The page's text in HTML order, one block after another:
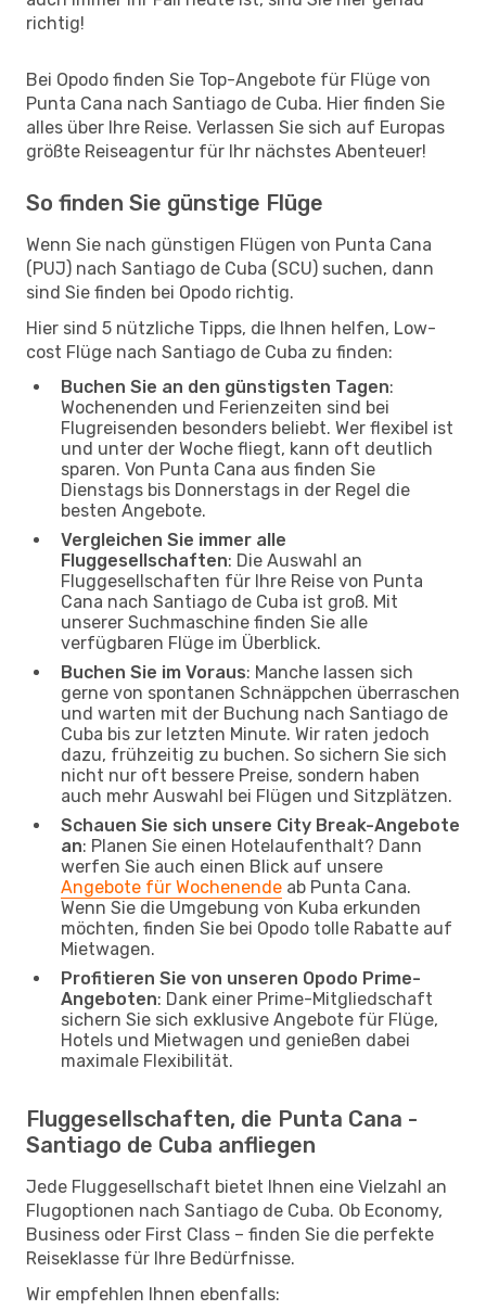
richtig!
Bei Opodo finden Sie Top-Angebote für Flüge von
Punta Cana nach Santiago de Cuba. Hier finden Sie
alles über Ihre Reise. Verlassen Sie sich auf Europas
größte Reiseagentur für Ihr nächstes Abenteuer!
So finden Sie günstige Flüge
Wenn Sie nach günstigen Flügen von Punta Cana
(PUJ) nach Santiago de Cuba (SCU) suchen, dann
sind Sie finden bei Opodo richtig.
Hier sind 5 nützliche Tipps, die Ihnen helfen, Low-
cost Flüge nach Santiago de Cuba zu finden:
Buchen Sie an den günstigsten Tagen:
Wochenenden und Ferienzeiten sind bei
Flugreisenden besonders beliebt. Wer flexibel ist
und unter der Woche fliegt, kann oft deutlich
sparen. Von Punta Cana aus finden Sie
Dienstags bis Donnerstags in der Regel die
besten Angebote.
Vergleichen Sie immer alle
Fluggesellschaften: Die Auswahl an
Fluggesellschaften für Ihre Reise von Punta
Cana nach Santiago de Cuba ist groß. Mit
unserer Suchmaschine finden Sie alle
verfügbaren Flüge im Überblick.
Buchen Sie im Voraus: Manche lassen sich
gerne von spontanen Schnäppchen überraschen
und warten mit der Buchung nach Santiago de
Cuba bis zur letzten Minute. Wir raten jedoch
dazu, frühzeitig zu buchen. So sichern Sie sich
nicht nur oft bessere Preise, sondern haben
auch mehr Auswahl bei Flügen und Sitzplätzen.
Schauen Sie sich unsere City Break-Angebote
an: Planen Sie einen Hotelaufenthalt? Dann
werfen Sie auch einen Blick auf unsere
Angebote für Wochenende ab Punta Cana.
Wenn Sie die Umgebung von Kuba erkunden
möchten, finden Sie bei Opodo tolle Rabatte auf
Mietwagen.
Profitieren Sie von unseren Opodo Prime-
Angeboten: Dank einer Prime-Mitgliedschaft
sichern Sie sich exklusive Angebote für Flüge,
Hotels und Mietwagen und genießen dabei
maximale Flexibilität.
Fluggesellschaften, die Punta Cana -
Santiago de Cuba anfliegen
Jede Fluggesellschaft bietet Ihnen eine Vielzahl an
Flugoptionen nach Santiago de Cuba. Ob Economy,
Business oder First Class – finden Sie die perfekte
Reiseklasse für Ihre Bedürfnisse.
Wir empfehlen Ihnen ebenfalls: